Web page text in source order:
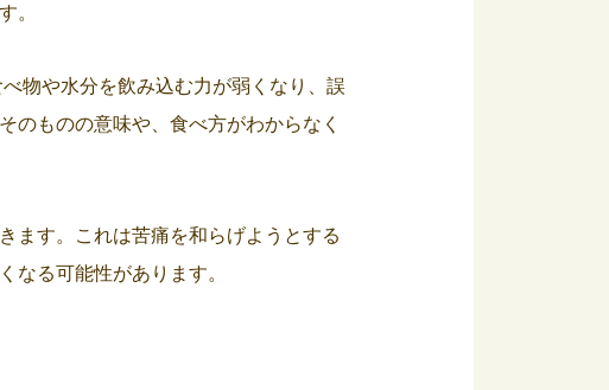
。
物や水分を飲み込む力が弱くなり、誤
のものの意味や、食べ方がわからなく
ます。これは苦痛を和らげようとする
なる可能性があります。